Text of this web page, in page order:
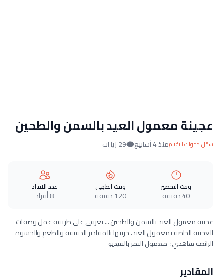
عجينة معمول العيد بالسمن والطحين
سجّل دخولك للتقييممنذ 4 أسابيع 29 زيارات
وقت التحضير
40 دقيقة
وقت الطهي
120 دقيقة
عدد الافراد
8 أفراد
عجينة معمول العيد بالسمن والطحين ... تعرفي على طريقة عمل وصفات
العجينة الخاصة بمعمول العيد، جربيها بالمقادير الدقيقة والطعم والحشوة
الرائعة شاهدي: معمول التمر بالفيديو
المقادير